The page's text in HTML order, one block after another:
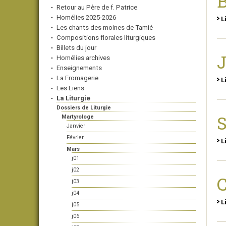
Retour au Père de f. Patrice
Homélies 2025-2026
Les chants des moines de Tamié
Compositions florales liturgiques
Billets du jour
Homélies archives
Enseignements
La Fromagerie
Les Liens
La Liturgie
Dossiers de Liturgie
Martyrologe
Janvier
Février
Mars
j01
j02
j03
j04
j05
j06